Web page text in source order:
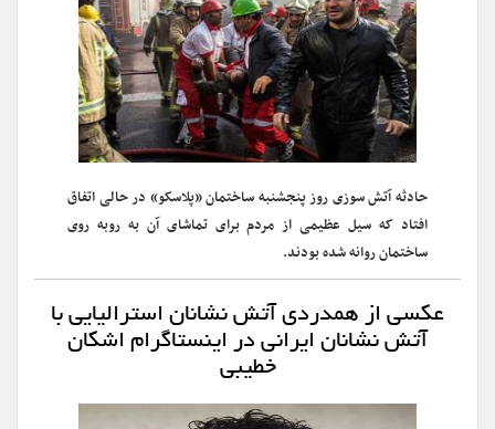
حادثه آتش سوزی روز پنجشنبه ساختمان «پلاسکو» در حالی اتفاق
افتاد که سیل عظیمی از مردم برای تماشای آن به روبه روی
ساختمان روانه شده بودند.
عکسی از همدردی آتش نشانان استرالیایی با
آتش نشانان ایرانی در اینستاگرام اشکان
خطیبی